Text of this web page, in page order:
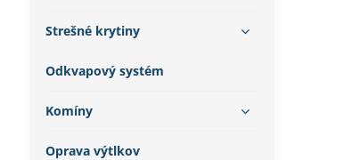
Strešné krytiny
Odkvapový systém
Komíny
Oprava výtlkov